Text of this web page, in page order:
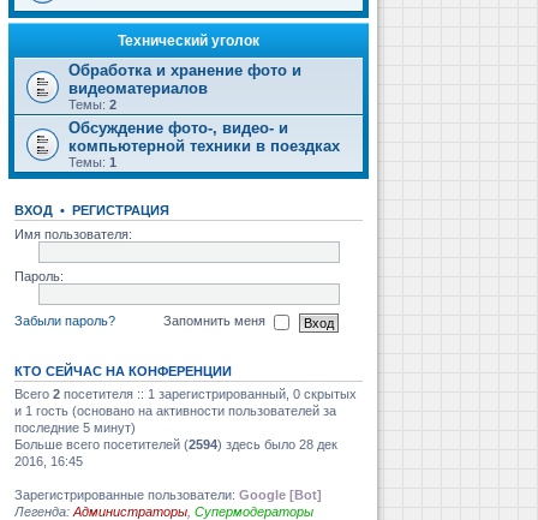
Технический уголок
Обработка и хранение фото и
видеоматериалов
Темы: 2
Обсуждение фото-, видео- и
компьютерной техники в поездках
Темы: 1
ВХОД • РЕГИСТРАЦИЯ
Имя пользователя:
Пароль:
Забыли пароль? Запомнить меня
КТО СЕЙЧАС НА КОНФЕРЕНЦИИ
Всего 2 посетителя :: 1 зарегистрированный, 0 скрытых
и 1 гость (основано на активности пользователей за
последние 5 минут)
Больше всего посетителей (2594) здесь было 28 дек
2016, 16:45
Зарегистрированные пользователи: Google [Bot]
Легенда: Администраторы Супермодераторы